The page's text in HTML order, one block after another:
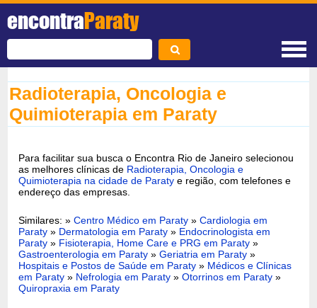
encontraParaty
Radioterapia, Oncologia e
Quimioterapia em Paraty
Para facilitar sua busca o Encontra Rio de Janeiro selecionou
as melhores clínicas de Radioterapia, Oncologia e
Quimioterapia na cidade de Paraty e região, com telefones e
endereço das empresas.
Similares: »Centro Médico em Paraty »Cardiologia em
Paraty » Dermatologia em Paraty » Endocrinologista em
Paraty » Fisioterapia, Home Care e PRG em Paraty »
Gastroenterologia em Paraty »Geriatria em Paraty »
Hospitais e Postos de Saúde em Paraty » Médicos e Clínicas
em Paraty » Nefrologia em Paraty »Otorrinos em Paraty »
Quiropraxia em Paraty